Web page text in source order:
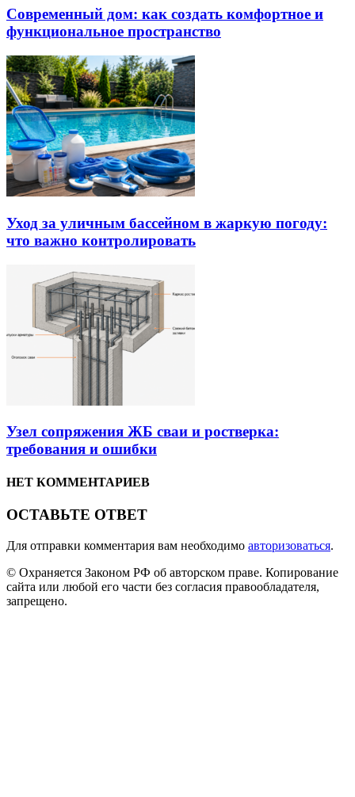
Современный дом: как создать комфортное и
функциональное пространство
Уход за уличным бассейном в жаркую погоду:
что важно контролировать
Узел сопряжения ЖБ сваи и ростверка:
требования и ошибки
НЕТ КОММЕНТАРИЕВ
ОСТАВЬТЕ ОТВЕТ
Для отправки комментария вам необходимо авторизоваться.
© Охраняется Законом РФ об авторском праве. Копирование
сайта или любой его части без согласия правообладателя,
запрещено.